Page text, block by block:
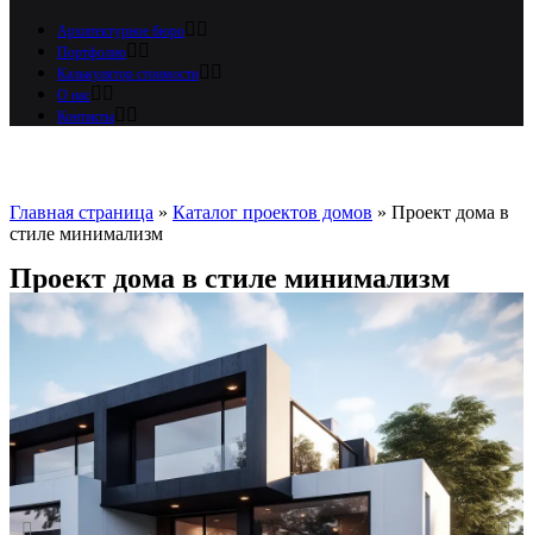
Архитектурное бюро
Портфолио
Калькулятор стоимости
О нас
Контакты
Главная страница » Каталог проектов домов » Проект дома в
стиле минимализм
Проект дома в стиле минимализм